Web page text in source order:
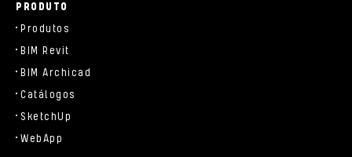
PRODUTO
Produtos
BIM Revit
BIM Archicad
Catálogos
SketchUp
WebApp